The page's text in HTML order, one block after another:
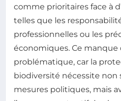
comme prioritaires face à
telles que les
professionnelles ou les
économiques. Ce manque
problématique, car la
biodiversité nécessite non
mesures politiques, mais